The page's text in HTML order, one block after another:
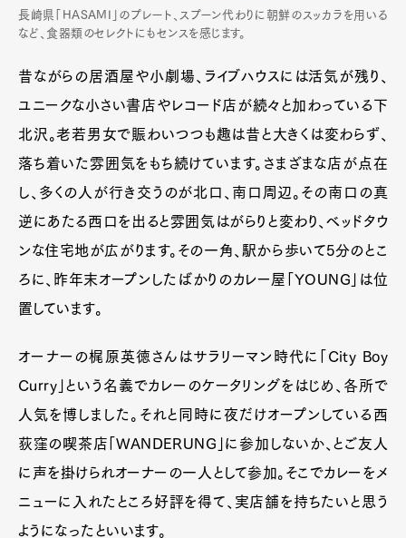
長崎県「HASAMI」のプレート、スプーン代わりに朝鮮のスッカラを用いる
など、食器類のセレクトにもセンスを感じます。
昔ながらの居酒屋や小劇場、ライブハウスには活気が残り、
ユニークな小さい書店やレコード店が続々と加わっている下
北沢。老若男女で賑わいつつも趣は昔と大きくは変わらず、
落ち着いた雰囲気をもち続けています。さまざまな店が点在
し、多くの人が行き交うのが北口、南口周辺。その南口の真
逆にあたる西口を出ると雰囲気はがらりと変わり、ベッドタウ
ンな住宅地が広がります。その一角、駅から歩いて5分のとこ
ろに、昨年末オープンしたばかりのカレー屋「YOUNG」は位
置しています。
オーナーの梶原英徳さんはサラリーマン時代に「City Boy
Curry」という名義でカレーのケータリングをはじめ、各所で
人気を博しました。それと同時に夜だけオープンしている西
荻窪の喫茶店「WANDERUNG」に参加しないか、とご友人
に声を掛けられオーナーの一人として参加。そこでカレーをメ
ニューに入れたところ好評を得て、実店舗を持ちたいと思う
ようになったといいます。